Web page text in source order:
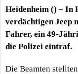
Heidenheim () – In
verdächtigen Jeep
Fahrer, ein 49-
die Polizei eintraf.
Die Beamten